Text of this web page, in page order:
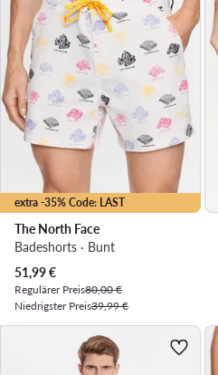
extra -35% Code: LAST
The North Face
Badeshorts · Bunt
Aktueller Preis
51,99€
Regulärer Preis80,00 €
Niedrigster Preis39,99 €